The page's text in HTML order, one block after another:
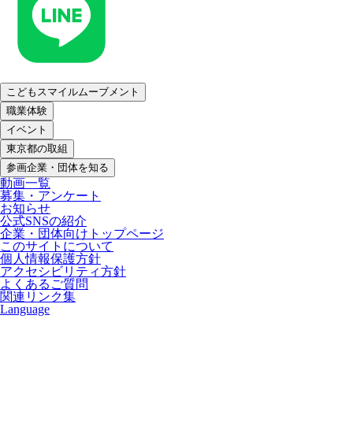
こどもスマイルムーブメント
職業体験
イベント
東京都の取組
参画企業・団体を知る
動画一覧
募集・アンケート
お知らせ
公式SNSの紹介
企業・団体向けトップページ
このサイトについて
個人情報保護方針
アクセシビリティ方針
よくあるご質問
関連リンク集
Language